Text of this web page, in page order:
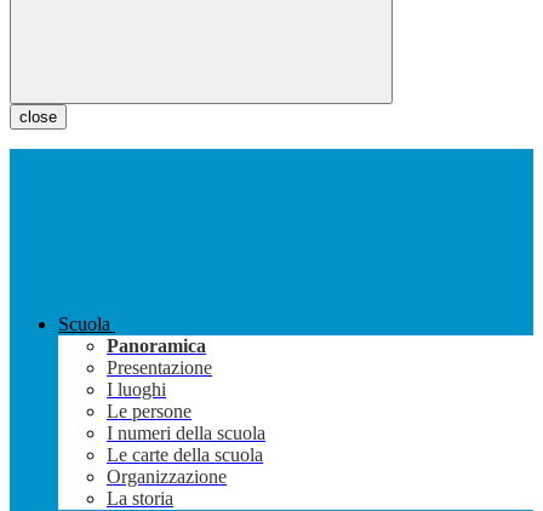
close
Scuola
Panoramica
Presentazione
I luoghi
Le persone
I numeri della scuola
Le carte della scuola
Organizzazione
La storia